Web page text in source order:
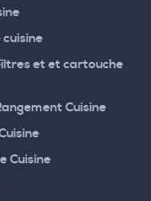
et et cartouche
Cuisine
Cuisine